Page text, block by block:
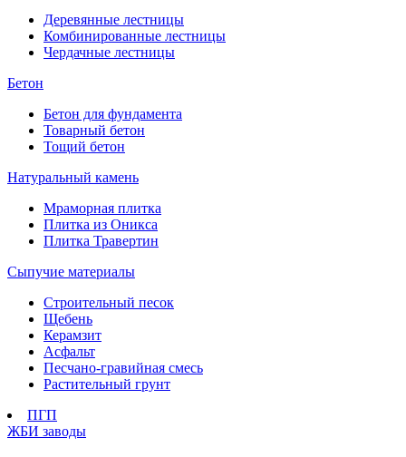
Деревянные лестницы
Комбинированные лестницы
Чердачные лестницы
Бетон
Бетон для фундамента
Товарный бетон
Тощий бетон
Натуральный камень
Мраморная плитка
Плитка из Оникса
Плитка Травертин
Сыпучие материалы
Строительный песок
Щебень
Керамзит
Асфальт
Песчано-гравийная смесь
Растительный грунт
ПГП
ЖБИ заводы